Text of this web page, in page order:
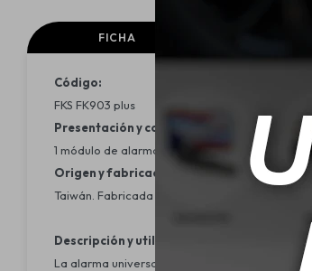
FICHA
Código:
FKS FK903 plus
Presentación y contenido:
1 módulo de alarma universal, 1 sirena
Origen y fabricación:
Taiwán. Fabricada por FKS Electronics.
Descripción y utilidad:
La alarma universal FKS FK903 plus ofrece